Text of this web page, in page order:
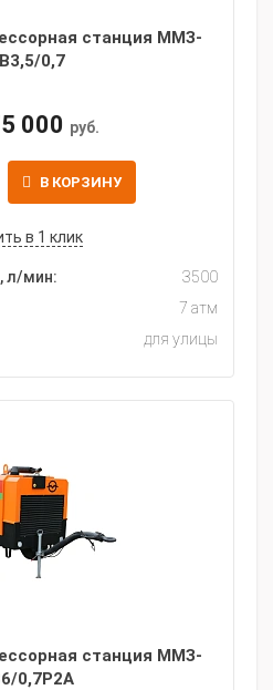
станция ММЗ-
0,7
000 руб.
В КОРЗИНУ
в 1 клик
л/мин:
3500
7 атм
для улицы
станция ММЗ-
0,7Р2А